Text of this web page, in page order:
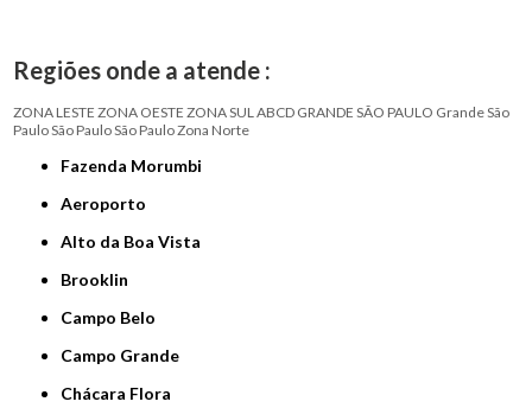
Regiões onde a atende :
ZONA LESTE ZONA OESTE ZONA SULABCD GRANDE SÃO PAULO Grande São
PauloSão PauloSão PauloZona Norte
Fazenda Morumbi
Aeroporto
Alto da Boa Vista
Brooklin
Campo Belo
Campo Grande
Chácara Flora